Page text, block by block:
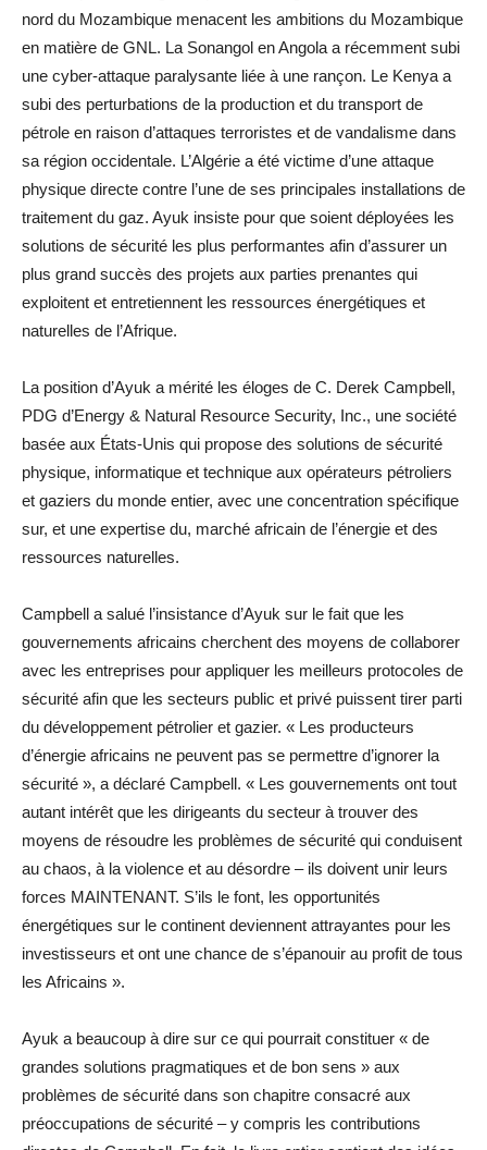
nord du Mozambique menacent les ambitions du Mozambique
en matière de GNL. La Sonangol en Angola a récemment subi
une cyber-attaque paralysante liée à une rançon. Le Kenya a
subi des perturbations de la production et du transport de
pétrole en raison d’attaques terroristes et de vandalisme dans
sa région occidentale. L’Algérie a été victime d’une attaque
physique directe contre l’une de ses principales installations de
traitement du gaz. Ayuk insiste pour que soient déployées les
solutions de sécurité les plus performantes afin d’assurer un
plus grand succès des projets aux parties prenantes qui
exploitent et entretiennent les ressources énergétiques et
naturelles de l’Afrique.
La position d’Ayuk a mérité les éloges de C. Derek Campbell,
PDG d’Energy & Natural Resource Security, Inc., une société
basée aux États-Unis qui propose des solutions de sécurité
physique, informatique et technique aux opérateurs pétroliers
et gaziers du monde entier, avec une concentration spécifique
sur, et une expertise du, marché africain de l’énergie et des
ressources naturelles.
Campbell a salué l’insistance d’Ayuk sur le fait que les
gouvernements africains cherchent des moyens de collaborer
avec les entreprises pour appliquer les meilleurs protocoles de
sécurité afin que les secteurs public et privé puissent tirer parti
du développement pétrolier et gazier. « Les producteurs
d’énergie africains ne peuvent pas se permettre d’ignorer la
sécurité », a déclaré Campbell. « Les gouvernements ont tout
autant intérêt que les dirigeants du secteur à trouver des
moyens de résoudre les problèmes de sécurité qui conduisent
au chaos, à la violence et au désordre – ils doivent unir leurs
forces MAINTENANT. S’ils le font, les opportunités
énergétiques sur le continent deviennent attrayantes pour les
investisseurs et ont une chance de s’épanouir au profit de tous
les Africains ».
Ayuk a beaucoup à dire sur ce qui pourrait constituer « de
grandes solutions pragmatiques et de bon sens » aux
problèmes de sécurité dans son chapitre consacré aux
préoccupations de sécurité – y compris les contributions